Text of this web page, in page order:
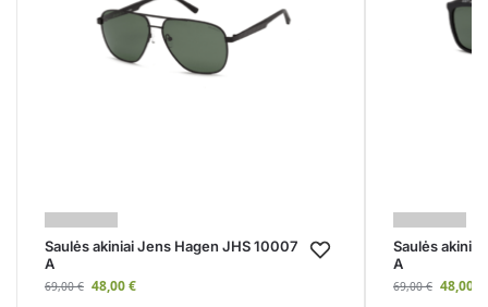
Saulės akiniai Jens Hagen JHS 10007
A
69,00€ 48,00€
Saulės
A
69,00€ 48,00